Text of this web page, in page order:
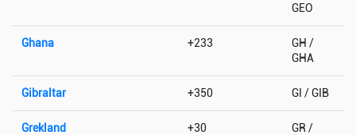
GEO
Ghana +233
GH /
GHA
Gibraltar +350 GI / GIB
Grekland +30
GR /